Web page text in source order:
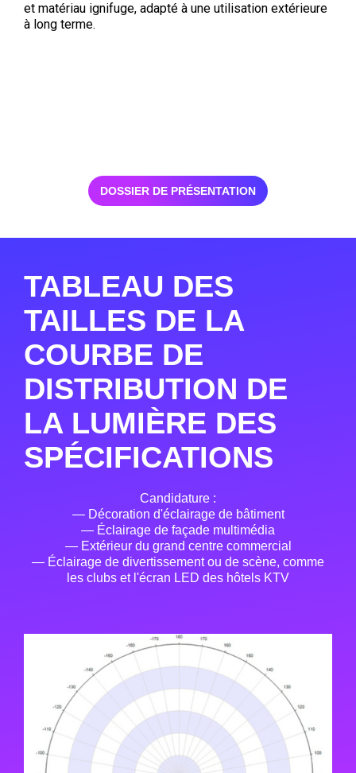
et matériau ignifuge, adapté à une utilisation extérieure
à long terme.
DOSSIER DE PRÉSENTATION
TABLEAU DES
TAILLES DE LA
COURBE DE
DISTRIBUTION DE
LA LUMIÈRE DES
SPÉCIFICATIONS
Candidature :
— Décoration d'éclairage de bâtiment
— Éclairage de façade multimédia
— Extérieur du grand centre commercial
— Éclairage de divertissement ou de scène, comme
les clubs et l'écran LED des hôtels KTV